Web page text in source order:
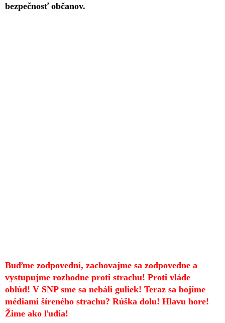
bezpečnosť občanov.
Buďme zodpovední, zachovajme sa zodpovedne a
vystupujme rozhodne proti strachu! Proti vláde
oblúd! V SNP sme sa nebáli guliek! Teraz sa bojíme
médiami šíreného strachu? Rúška dolu! Hlavu hore!
Žime ako ľudia!